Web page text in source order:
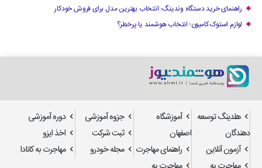
راهنمای خرید دستگاه وندینگ: انتخاب بهترین مدل برای فروش خودکار
لوازم استوک کامیون؛ انتخاب هوشمند یا پرخطر؟
هلدینگ توسعه
دهندگان
آموزشگاه
اصفهان
جزوه آموزشی
دوره آموزشی
ثبت شرکت
اخذ ایزو
آزمون آنلاین
راهنمای مهاجرت مجله خودرو
مهاجرت به کانادا